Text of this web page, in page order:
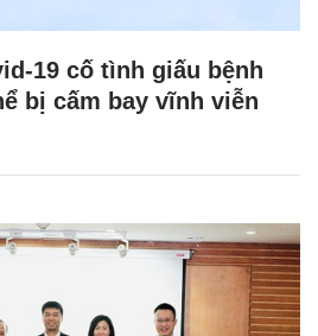
19 cố tình giấu bệnh
bị cấm bay vĩnh viễn